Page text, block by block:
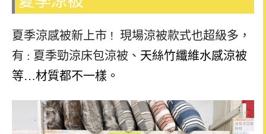
夏季涼感被新上市 ! 現場涼被款式也超級多，
有 : 夏季勁涼床包涼被、 天絲竹纖維水感涼被
等…材質都不一樣。